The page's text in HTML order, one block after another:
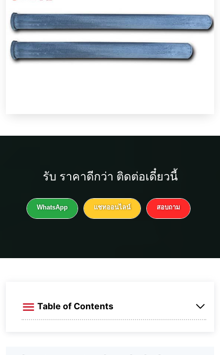
รับ ราคาดีกว่า ติดต่อเดี๋ยวนี้
WhatsApp แชทออนไลน์ สอบถาม
Table of Contents